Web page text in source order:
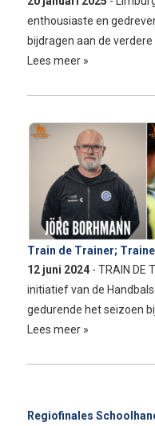
enthousiaste en
bijdragen aan de
Lees meer »
Train de Trainer;
12 juni 2024 - TRAIN DE
initiatief van de
gedurende het seizoen bij
Lees meer »
Regiofinales